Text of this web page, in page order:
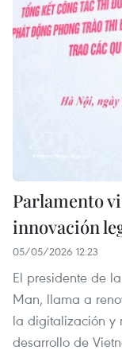
Parlamento
innovación
05/05/2026 12:23
El presidente de
Man, llama a
la digitalización y
desarrollo de